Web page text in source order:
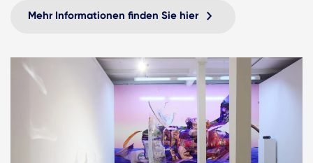
Mehr Informationen finden Sie hier